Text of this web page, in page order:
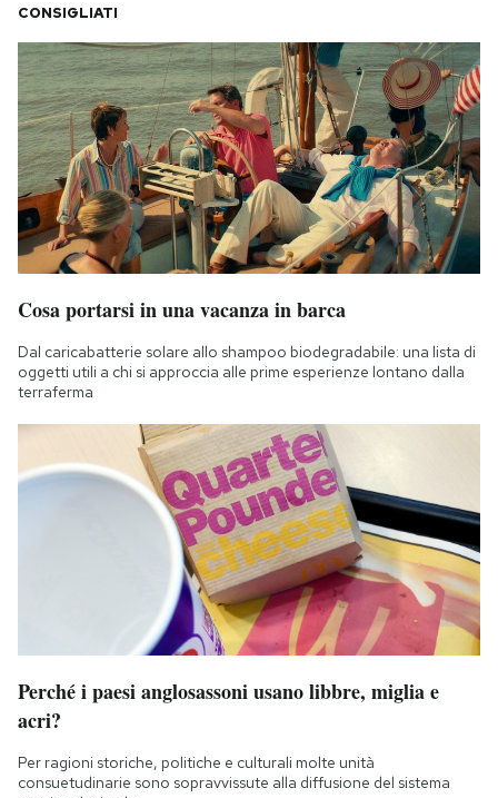
CONSIGLIATI
Cosa portarsi in una vacanza in barca
Dal caricabatterie solare allo shampoo biodegradabile: una lista di
oggetti utili a chi si approccia alle prime esperienze lontano dalla
terraferma
Perché i paesi anglosassoni usano libbre, miglia e
acri?
Per ragioni storiche, politiche e culturali molte unità
consuetudinarie sono sopravvissute alla diffusione del sistema